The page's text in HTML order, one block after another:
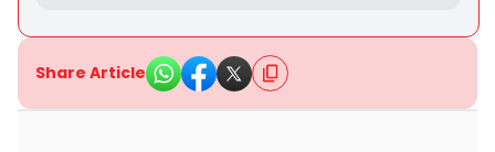
Share Article